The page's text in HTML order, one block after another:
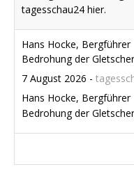
Bedrohung der Gletscher